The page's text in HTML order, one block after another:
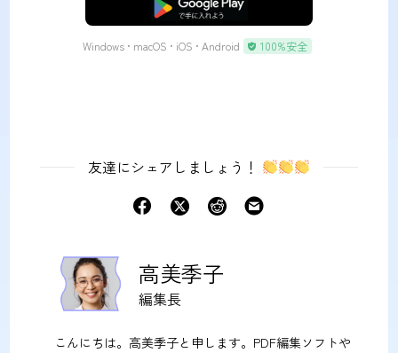
無料ダウンロード
Windows • macOS • iOS • Android 100%安全
友達にシェアしましょう！
高美季子
編集長
こんにちは。高美季子と申します。PDF編集ソフトや